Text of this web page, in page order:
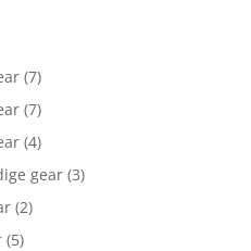
(7)
(7)
(4)
gear (3)
(2)
(5)